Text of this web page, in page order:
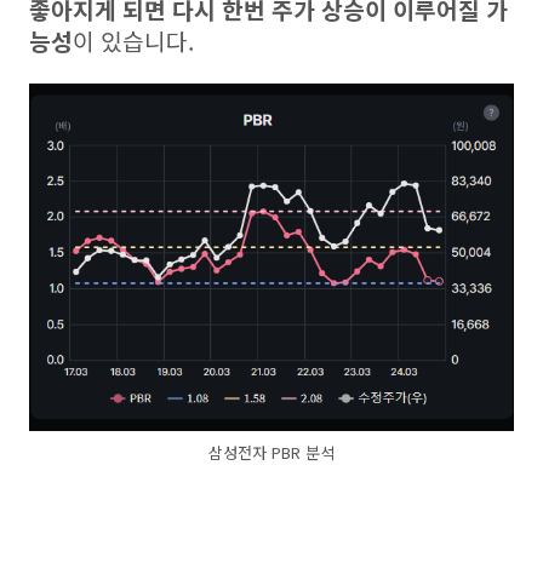
좋아지게 되면 다시 한번 주가 상승이 이루어질 가
능성이 있습니다.
삼성전자 PBR 분석